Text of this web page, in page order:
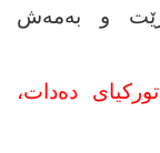
و به‌مه‌ش
ده‌دات،